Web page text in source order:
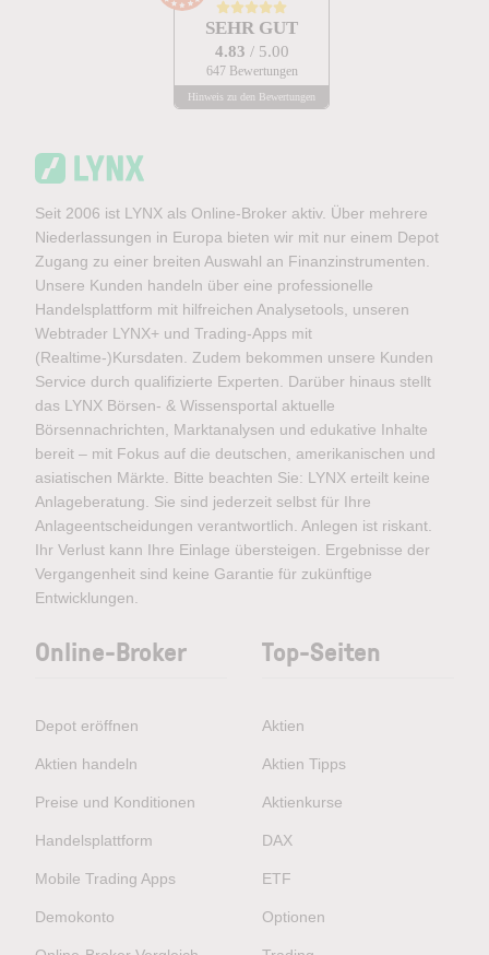
SEHR GUT
4.83 / 5.00
647 Bewertungen
Hinweis zu den Bewertungen
Seit 2006 ist LYNX als Online-Broker aktiv. Über mehrere
Niederlassungen in Europa bieten wir mit nur einem Depot
Zugang zu einer breiten Auswahl an Finanzinstrumenten.
Unsere Kunden handeln über eine professionelle
Handelsplattform mit hilfreichen Analysetools, unseren
Webtrader LYNX+ und Trading-Apps mit
(Realtime-)Kursdaten. Zudem bekommen unsere Kunden
Service durch qualifizierte Experten. Darüber hinaus stellt
das LYNX Börsen- & Wissensportal aktuelle
Börsennachrichten, Marktanalysen und edukative Inhalte
bereit – mit Fokus auf die deutschen, amerikanischen und
asiatischen Märkte. Bitte beachten Sie: LYNX erteilt keine
Anlageberatung. Sie sind jederzeit selbst für Ihre
Anlageentscheidungen verantwortlich. Anlegen ist riskant.
Ihr Verlust kann Ihre Einlage übersteigen. Ergebnisse der
Vergangenheit sind keine Garantie für zukünftige
Entwicklungen.
Online-Broker
Depot eröffnen
Aktien handeln
Preise und Konditionen
Handelsplattform
Mobile Trading Apps
Demokonto
Top-Seiten
Aktien
Aktien Tipps
Aktienkurse
DAX
ETF
Optionen